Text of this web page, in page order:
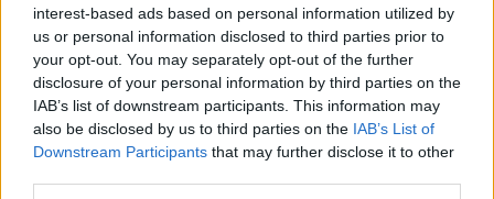
interest-based ads based on personal information utilized by
us or personal information disclosed to third parties prior to
your opt-out. You may separately opt-out of the further
disclosure of your personal information by third parties on the
IAB’s list of downstream participants. This information may
also be disclosed by us to third parties on the IAB’s List of
Downstream Participants that may further disclose it to other